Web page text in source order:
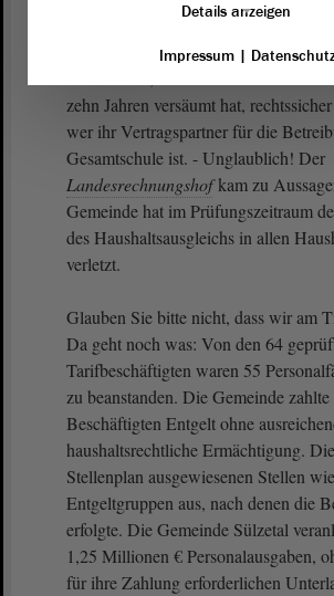
hinsichtlich
Abwicklung des PPP-Vertrages zur
zehn Jahren versäumt hat,
wer ihr Vertragspartner für die
Gesamtschule ist. - Unglaublich! Der
Landesrechnungshofkam zu
Gemeinde hat im Prüfungszeitraum
des Haushaltsausgleichs in allen
verletzt.
Glauben Sie bitte nicht, dass wir am
Da geht noch was: Von den 64
Tarifbeschäftigten waren 55
zu beanstanden. Die Gemeinde
Beschäftigten Entgelt ohne
haushaltsrechtliche Ermächtigung.
Stellenplan ausgewiesenen Stellen
Entgeltgruppen aus, nach denen die
erfolgte. Die Gemeinde Sülzetal
1,25 Millionen € Personalausgaben,
für ihre Zahlung erforderlichen
Details anzeigen
Impressum|